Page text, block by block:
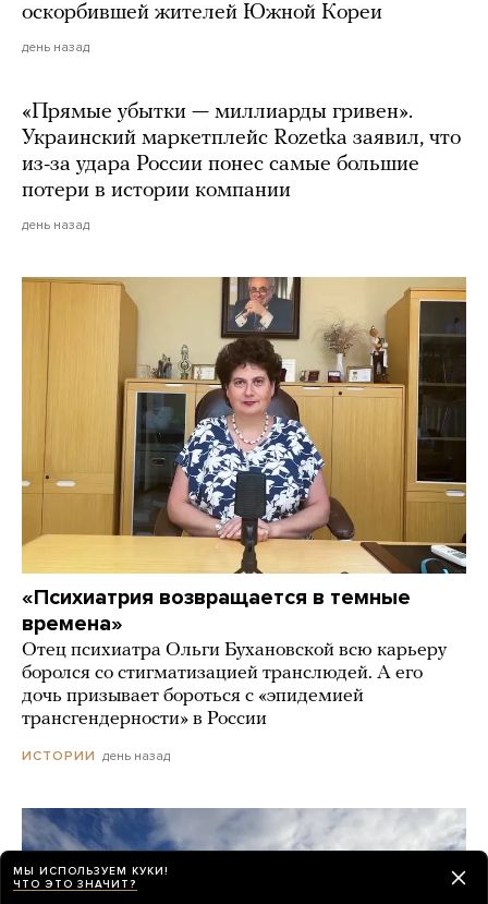
оскорбившей жителей Южной Кореи
день назад
«Прямые убытки — миллиарды гривен».
Украинский маркетплейс Rozetka заявил, что
из-за удара России понес самые большие
потери в истории компании
день назад
«Психиатрия возвращается в темные
времена»
Отец психиатра Ольги Бухановской всю карьеру
боролся со стигматизацией транслюдей. А его
дочь призывает бороться с «эпидемией
трансгендерности» в России
ИСТОРИИ день назад
МЫ ИСПОЛЬЗУЕМ КУКИ!
ЧТО ЭТО ЗНАЧИТ?